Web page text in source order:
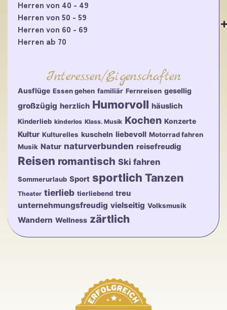
Herren von 40 - 49
Herren von 50 - 59
Herren von 60 - 69
Herren ab 70
Interessen/Eigenschaften
Ausflüge Essen gehen familiär Fernreisen gesellig
großzügig herzlich Humorvoll häuslich
Kinderlieb kinderlos Klass. Musik Kochen Konzerte
Kultur Kulturelles kuscheln liebevoll Motorrad fahren
Musik Natur naturverbunden reisefreudig
Reisen romantisch Ski fahren
Sommerurlaub Sport sportlich Tanzen
Theater tierlieb tierliebend treu
unternehmungsfreudig vielseitig Volksmusik
Wandern Wellness zärtlich